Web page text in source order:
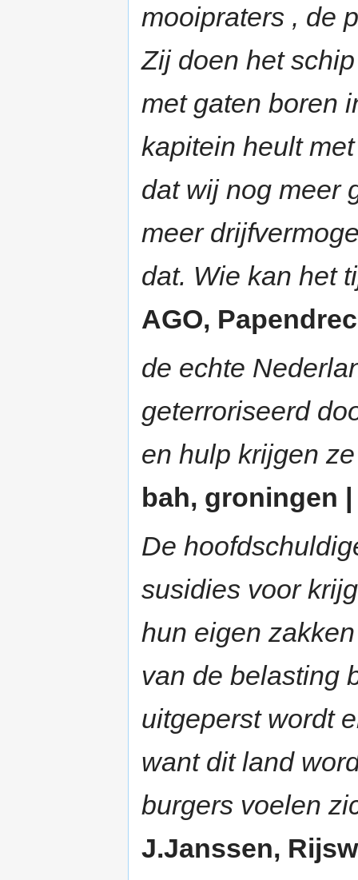
mooipraters , de
Zij doen het
met gaten boren
kapitein heult
dat wij nog meer
meer
dat. Wie kan het
AGO,
de echte
geterroriseerd
en hulp krijgen
bah, groningen |
De
susidies voor
hun eigen
van de belasting
uitgeperst wordt
want dit land
burgers voelen
J.Janssen,